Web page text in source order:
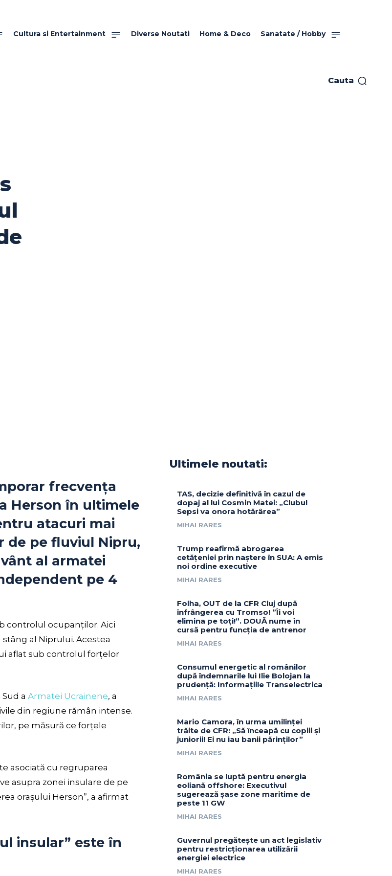
Cultura si Entertainment Diverse Noutati Home & Deco Sanatate / Hobby
Cauta
frecvența
Herson în ultimele
atacuri mai
de pe fluviul Nipru,
al armatei
pe 4
controlul ocupanților. Aici
al Niprului. Acestea
aflat sub controlul forțelor
a Armatei Ucrainene, a
din regiune rămân intense.
pe măsură ce forțele
asociată cu regruparea
asupra zonei insulare de pe
orașului Herson”, a afirmat
insular” este în
Ultimele noutati:
TAS, decizie definitivă în cazul de
dopaj al lui Cosmin Matei: „Clubul
Sepsi va onora hotărârea”
MIHAI RARES
Trump reafirmă abrogarea
cetățeniei prin naștere în SUA: A emis
noi ordine executive
MIHAI RARES
Folha, OUT de la CFR Cluj după
înfrângerea cu Tromso! ”Îi voi
elimina pe toți!”. DOUĂ nume în
cursă pentru funcția de antrenor
MIHAI RARES
Consumul energetic al românilor
după îndemnarile lui Ilie Bolojan la
prudență: Informațiile Transelectrica
MIHAI RARES
Mario Camora, în urma umilinței
trăite de CFR: „Să înceapă cu copiii și
juniorii! Ei nu iau banii părinților”
MIHAI RARES
România se luptă pentru energia
eoliană offshore: Executivul
sugerează șase zone maritime de
peste 11 GW
MIHAI RARES
Guvernul pregătește un act legislativ
pentru restricționarea utilizării
energiei electrice
MIHAI RARES